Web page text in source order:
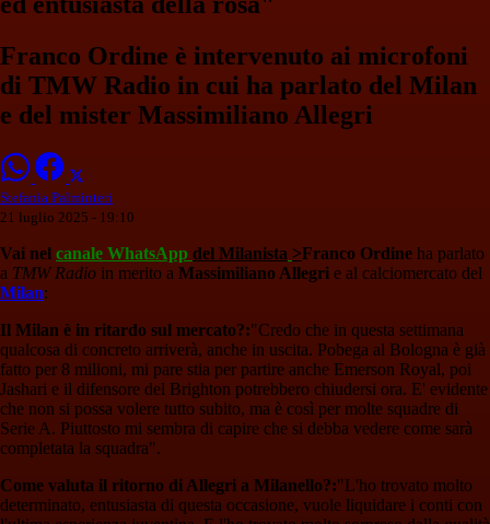
Franco Ordine è intervenuto ai microfoni
di TMW Radio in cui ha parlato del Milan
e del mister Massimiliano Allegri
Stefania Palminteri
21 luglio 2025 - 19:10
Vai nel canale WhatsApp del Milanista >Franco Ordine ha parlato
a TMW Radio in merito a Massimiliano Allegri e al calciomercato del
Milan:
Il Milan è in ritardo sul mercato?:"Credo che in questa settimana
qualcosa di concreto arriverà, anche in uscita. Pobega al Bologna è già
fatto per 8 milioni, mi pare stia per partire anche Emerson Royal, poi
Jashari e il difensore del Brighton potrebbero chiudersi ora. E' evidente
che non si possa volere tutto subito, ma è così per molte squadre di
Serie A. Piuttosto mi sembra di capire che si debba vedere come sarà
completata la squadra".
Come valuta il ritorno di Allegri a Milanello?:"L'ho trovato molto
determinato, entusiasta di questa occasione, vuole liquidare i conti con